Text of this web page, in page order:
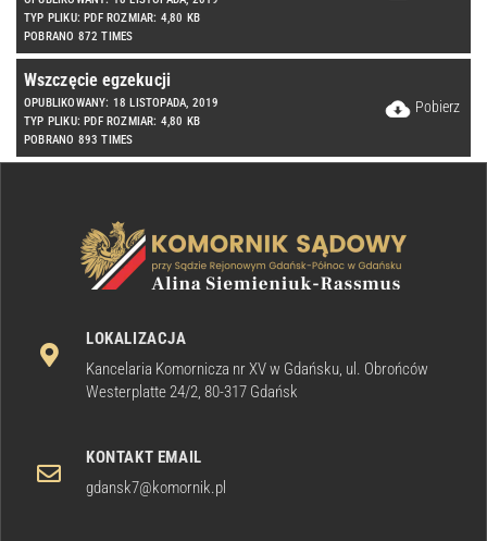
TYP PLIKU: PDF ROZMIAR: 4,80 KB
POBRANO 872 TIMES
Wszczęcie egzekucji
OPUBLIKOWANY: 18 LISTOPADA, 2019
TYP PLIKU: PDF ROZMIAR: 4,80 KB
POBRANO 893 TIMES
Pobierz
LOKALIZACJA
Kancelaria Komornicza nr XV w Gdańsku, ul. Obrońców
Westerplatte 24/2, 80-317 Gdańsk
KONTAKT EMAIL
gdansk7@komornik.pl